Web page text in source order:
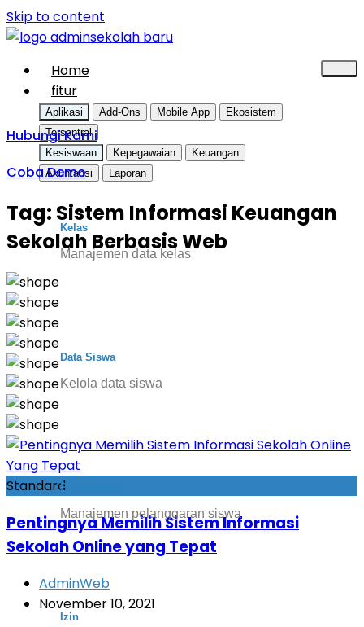
Skip to content
Home
fitur
Aplikasi Add-Ons Mobile App
Ekosistem
Tersentral
Kesiswaan
Kepegawaian
Keuangan
Akuntansi
Laporan
Kelas
Manajemen data kelas
Data Siswa
Kelola data siswa
Pelanggaran
Manajemen pelanggaran siswa
Izin
Hubungi Kami
Coba Demo
Tag: Sistem Informasi Keuangan
Sekolah Berbasis Web
Standard
Pentingnya Memilih Sistem Informasi
Sekolah Online yang Tepat
AdminWeb
November 10, 2021